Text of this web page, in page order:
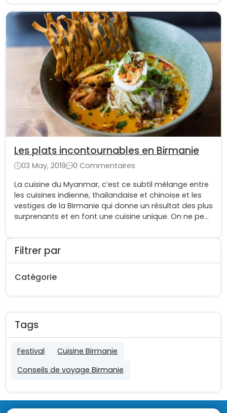
Filtrer par
Catégorie
Tags
Festival
Cuisine Birmanie
Conseils de voyage Birmanie
ajouter ceux que vous aurez eu l’occasion de tester
et qui ont su vous plaire.
Les plats incontournables en Birmanie
03 May, 2019
0 Commentaires
La cuisine du Myanmar, c’est ce subtil mélange entre
les cuisines indienne, thaïlandaise et chinoise et les
vestiges de la Birmanie qui donne un résultat des plus
surprenants et en font une cuisine unique. On ne peut
avant de rentrer !